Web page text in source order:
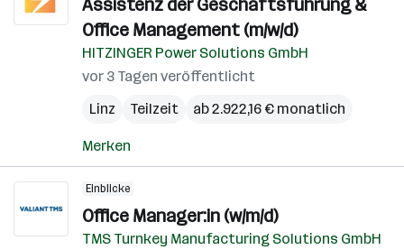
Assistenz der Geschäftsführung &
Office Management (m/w/d)
HITZINGER Power Solutions GmbH
vor 3 Tagen veröffentlicht
Linz
Teilzeit ab 2.922,16 € monatlich
Merken
Einblicke
Office Manager:in (w/m/d)
TMS Turnkey Manufacturing Solutions GmbH